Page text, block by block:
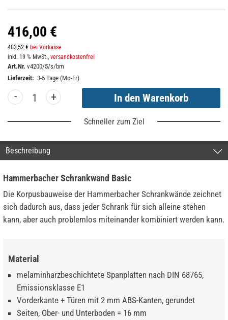
416,00 €
403,52 € bei Vorkasse
inkl. 19 % MwSt., versandkostenfrei
Art.Nr. v4200/5/s/bm
Lieferzeit: 3-5 Tage (Mo-Fr)
- +
Schneller zum Ziel
Beschreibung
Hammerbacher Schrankwand Basic
Die Korpusbauweise der Hammerbacher Schrankwände zeichnet
sich dadurch aus, dass jeder Schrank für sich alleine stehen
kann, aber auch problemlos miteinander kombiniert werden kann.
Material
melaminharzbeschichtete Spanplatten nach DIN 68765,
Emissionsklasse E1
Vorderkante + Türen mit 2 mm ABS-Kanten, gerundet
Seiten, Ober- und Unterboden = 16 mm